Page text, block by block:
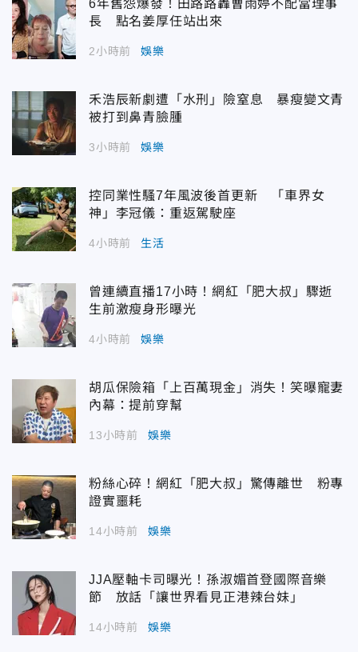
6年舊怨爆發！田路路轟曹雨婷不配當理事
長 點名姜厚任站出來
2小時前 娛樂
禾浩辰新劇遭「水刑」險窒息 暴瘦變文青
被打到鼻青臉腫
3小時前 娛樂
控同業性騷7年風波後首更新 「車界女
神」李冠儀：重返駕駛座
4小時前 生活
曾連續直播17小時！網紅「肥大叔」驟逝
生前激瘦身形曝光
4小時前 娛樂
胡瓜保險箱「上百萬現金」消失！笑曝寵妻
內幕：提前穿幫
13小時前 娛樂
粉絲心碎！網紅「肥大叔」驚傳離世 粉專
證實噩耗
14小時前 娛樂
JJA壓軸卡司曝光！孫淑媚首登國際音樂
節 放話「讓世界看見正港辣台妹」
14小時前 娛樂